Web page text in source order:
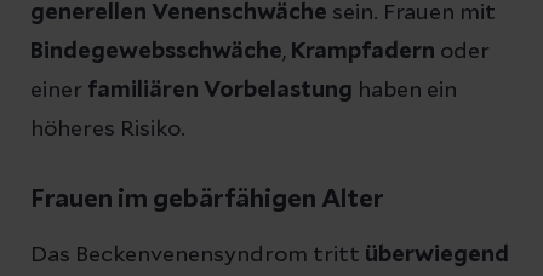
generellen Venenschwäche sein. Frauen mit
Bindegewebsschwäche, Krampfadern oder
einer familiären Vorbelastung haben ein
höheres Risiko.
Frauen im gebärfähigen Alter
Das Beckenvenensyndrom tritt überwiegend